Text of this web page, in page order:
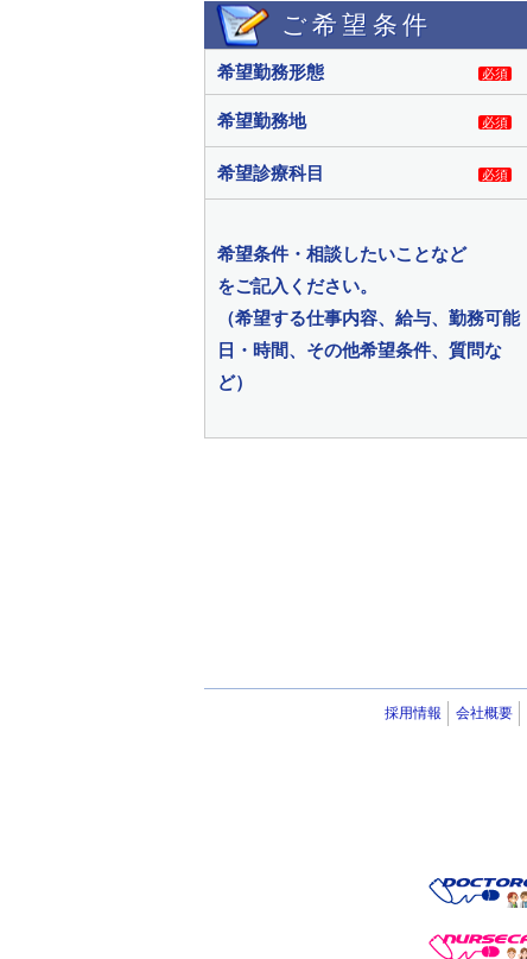
ご希望条件
希望勤務形態 必須
希望勤務地 必須
希望診療科目 必須
希望条件・相談したいことなど
をご記入ください。
（希望する仕事内容、給与、勤務可能
日・時間、その他希望条件、質問な
ど）
採用情報 会社概要